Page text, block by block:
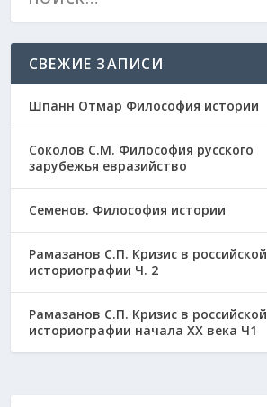
СВЕЖИЕ ЗАПИСИ
Шпанн Отмар Философия истории
Соколов С.М. Философия русского
зарубежья евразийство
Семенов. Философия истории
Рамазанов С.П. Кризис в российской
историографии Ч. 2
Рамазанов С.П. Кризис в российской
историографии начала ХХ века Ч1